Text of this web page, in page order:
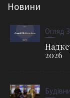
Новини
Огляд
2026